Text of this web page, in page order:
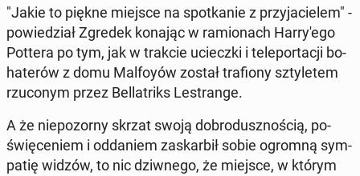
"Jakie to piękne miejsce na spo­tka­nie z przy­ja­cie­lem" -
po­wie­dział Zgredek konając w ra­mio­nach Har­ry­'e­go
Pottera po tym, jak w trakcie uciecz­ki i te­le­por­ta­cji bo­
ha­te­rów z domu Mal­foy­ów został tra­fio­ny szty­le­tem
rzu­co­nym przez Bel­la­triks Le­stran­ge.
A że nie­po­zor­ny skrzat swoją do­bro­dusz­no­ścią, po­
świę­ce­niem i od­da­niem za­skar­bił sobie ogromną sym­
pa­tię widzów, to nic dziw­ne­go, że miejsce, w którym